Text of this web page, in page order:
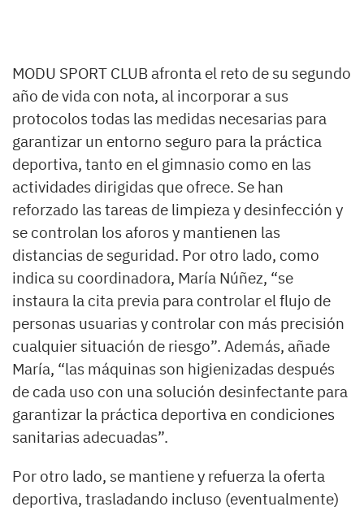
MODU SPORT CLUB afronta el reto de su segundo
año de vida con nota, al incorporar a sus
protocolos todas las medidas necesarias para
garantizar un entorno seguro para la práctica
deportiva, tanto en el gimnasio como en las
actividades dirigidas que ofrece. Se han
reforzado las tareas de limpieza y desinfección y
se controlan los aforos y mantienen las
distancias de seguridad. Por otro lado, como
indica su coordinadora, María Núñez, “se
instaura la cita previa para controlar el flujo de
personas usuarias y controlar con más precisión
cualquier situación de riesgo”. Además, añade
María, “las máquinas son higienizadas después
de cada uso con una solución desinfectante para
garantizar la práctica deportiva en condiciones
sanitarias adecuadas”.
Por otro lado, se mantiene y refuerza la oferta
deportiva, trasladando incluso (eventualmente)